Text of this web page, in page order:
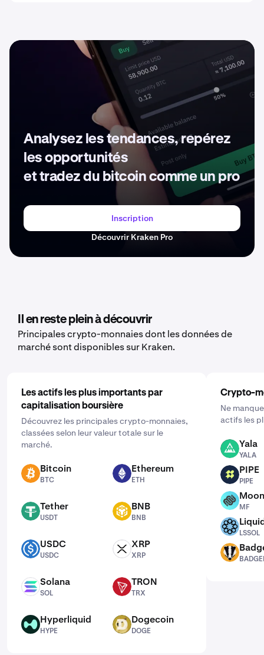
Analysez les tendances, repérez
les opportunités
et tradez du bitcoin comme un pro
Inscription
Découvrir Kraken Pro
Il en reste plein à découvrir
Principales crypto-monnaies dont les données de
marché sont disponibles sur Kraken.
Les actifs les plus importants par
capitalisation boursière
Découvrez les principales crypto-monnaies,
classées selon leur valeur totale sur le
marché.
BTC Bitcoin
BTC
ETH Ethereum
ETH
USDT Tether
USDT
BNB BNB
BNB
USDC USDC
USDC
XRP XRP
XRP
SOL Solana
SOL
TRX TRON
TRX
HYPE Hyperliquid
HYPE
DOGE Dogecoin
DOGE
Crypto-
Ne
actifs les
YALA Yala
YALA
PIPE PIPE
PIPE
MF
MF
LSSOL
LSSOL
BADGER